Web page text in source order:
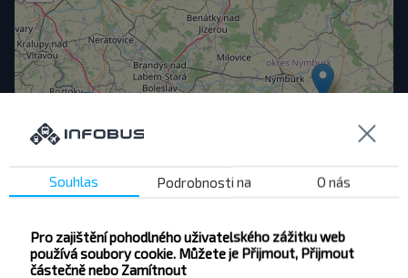
Souhlas Podrobnosti na O nás
Pro zajištění pohodlného uživatelského zážitku web
používá soubory cookie. Můžete je Přijmout, Přijmout
částečně nebo Zamítnout